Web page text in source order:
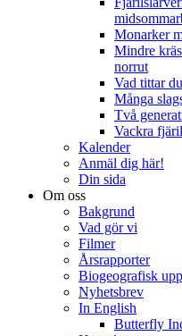
Monarker
Mindre
norrut
Vad tittar
Många
Två
Vackra
Kalender
Anmäl dig här!
Din sida
Om oss
Bakgrund
Vad gör vi
Filmer
Årsrapporter
Biogeografisk
Nyhetsbrev
In English
Butterfly